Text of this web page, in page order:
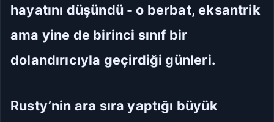
Sıkı
Rahat Çok Rahat
Düz Manga-TR
hayatını düşündü - o berbat, eksantrik
ama yine de birinci sınıf bir
dolandırıcıyla geçirdiği günleri.
Rusty’nin ara sıra yaptığı büyük